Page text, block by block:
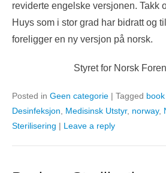
reviderte engelske versjonen. Takk
Huys som i stor grad har bidratt og
foreligger en ny versjon på norsk.
Styret for Norsk
Posted in Geen categorie | Tagged
Desinfeksjon
Medisinsk Utstyr, norway,
Sterilisering | Leave a reply